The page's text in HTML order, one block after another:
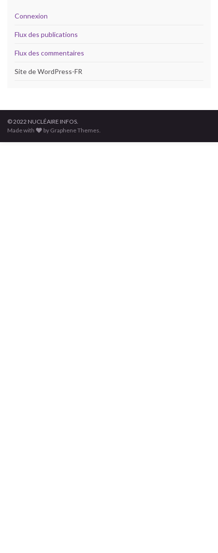
Connexion
Flux des publications
Flux des commentaires
Site de WordPress-FR
© 2022 NUCLÉAIRE INFOS.
Made with
by Graphene Themes.